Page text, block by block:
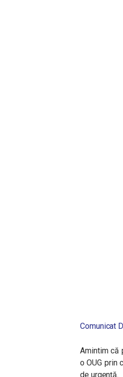
Comunicat
Amintim că
o OUG prin
de urgență.